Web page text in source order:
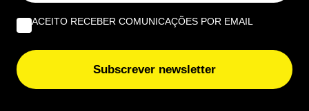
está a gerar dúvidas entre quem compra fora da
União Europeia
ACEITO RECEBER COMUNICAÇÕES POR EMAIL
Subscrever newsletter